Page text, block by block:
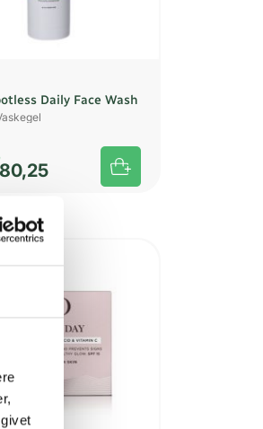
Daily Face Wash
80,25